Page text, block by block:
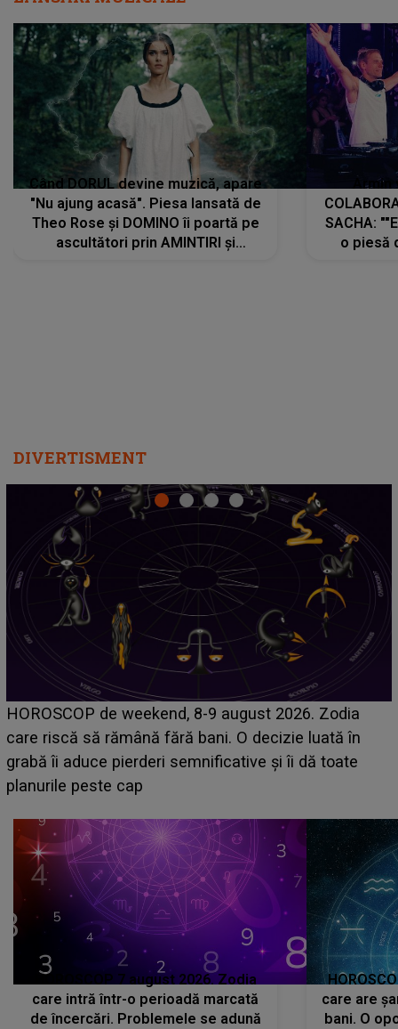
Când DORUL devine muzică, apare
"Nu ajung acasă". Piesa lansată de
Theo Rose și DOMINO îi poartă pe
ascultători prin AMINTIRI și
SACHA:
o piesă
DIVERTISMENT
Emanuel a ținut ACEST DETALIU ASCUNS până
acum! În fața Alexandrei, concurentul din Casa Iubirii
face o MĂRTURISIRE NEAȘTEPTATĂ despre mama
sa: "I-am spus și ei în față, eu nu te iubesc pentru
HOROSCOP 7 august 2026. Zodia
care intră într-o perioadă marcată
de încercări. Problemele se adună
care are
bani. O